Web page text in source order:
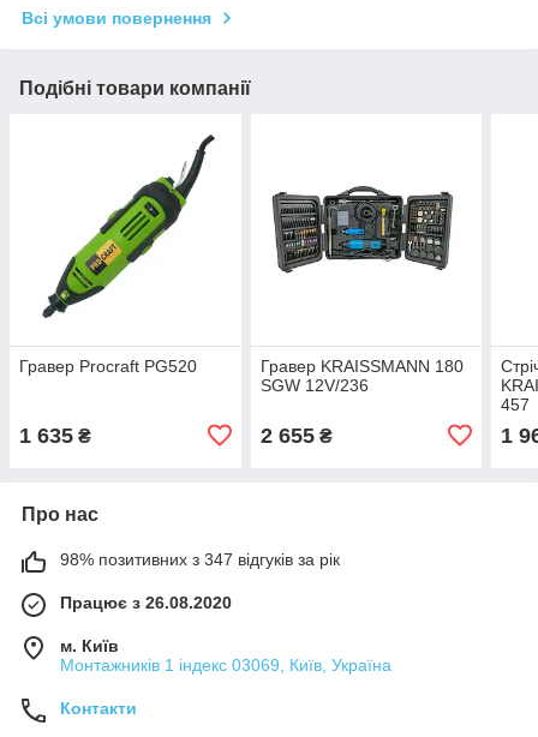
Всі умови повернення
Подібні товари компанії
Гравер Procraft PG520
1 635 ₴
Гравер KRAISSMANN 180
SGW 12V/236
2 655₴
457
1
Про нас
98% позитивних з 347 відгуків за рік
Працює з 26.08.2020
м. Київ
Монтажників 1 індекс 03069, Київ, Україна
Контакти